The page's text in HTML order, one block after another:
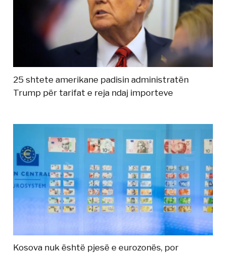
25 shtete amerikane padisin administratën
Trump për tarifat e reja ndaj importeve
Kosova nuk është pjesë e eurozonës, por